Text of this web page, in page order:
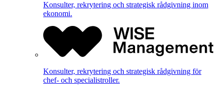
Konsulter, rekrytering och strategisk rådgivning inom
ekonomi.
Konsulter, rekrytering och strategisk rådgivning för
chef- och specialistroller.